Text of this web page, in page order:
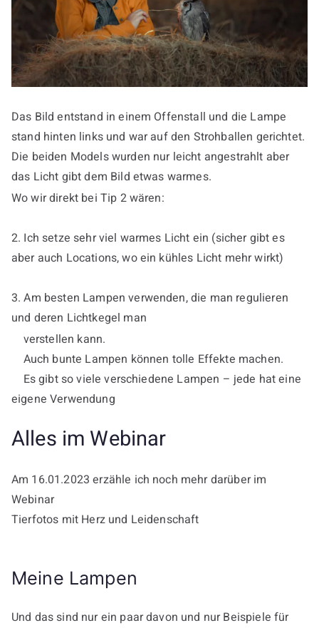
Das Bild entstand in einem Offenstall und die Lampe
stand hinten links und war auf den Strohballen gerichtet.
Die beiden Models wurden nur leicht angestrahlt aber
das Licht gibt dem Bild etwas warmes.
Wo wir direkt bei Tip 2 wären:
2. Ich setze sehr viel warmes Licht ein (sicher gibt es
aber auch Locations, wo ein kühles Licht mehr wirkt)
3. Am besten Lampen verwenden, die man regulieren
und deren Lichtkegel man
verstellen kann.
Auch bunte Lampen können tolle Effekte machen.
Es gibt so viele verschiedene Lampen – jede hat eine
eigene Verwendung
Alles im Webinar
Am 16.01.2023 erzähle ich noch mehr darüber im
Webinar
Tierfotos mit Herz und Leidenschaft
Meine Lampen
Und das sind nur ein paar davon und nur Beispiele für